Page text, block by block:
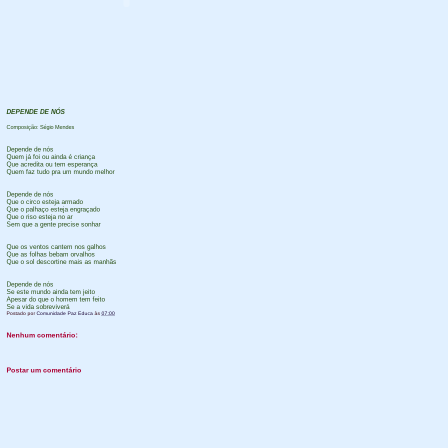
DEPENDE DE NÓS
Composição: Ségio Mendes
Depende de nós
Quem já foi ou ainda é criança
Que acredita ou tem esperança
Quem faz tudo pra um mundo melhor
Depende de nós
Que o circo esteja armado
Que o palhaço esteja engraçado
Que o riso esteja no ar
Sem que a gente precise sonhar
Que os ventos cantem nos galhos
Que as folhas bebam orvalhos
Que o sol descortine mais as manhãs
Depende de nós
Se este mundo ainda tem jeito
Apesar do que o homem tem feito
Se a vida sobreviverá
Postado porComunidade Paz Educa às07:00
Nenhum comentário:
Postar um comentário